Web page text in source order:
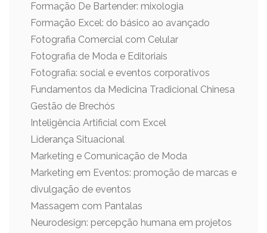
Formação De Bartender: mixologia
Formação Excel: do básico ao avançado
Fotografia Comercial com Celular
Fotografia de Moda e Editoriais
Fotografia: social e eventos corporativos
Fundamentos da Medicina Tradicional Chinesa
Gestão de Brechós
Inteligência Artificial com Excel
Liderança Situacional
Marketing e Comunicação de Moda
Marketing em Eventos: promoção de marcas e
divulgação de eventos
Massagem com Pantalas
Neurodesign: percepção humana em projetos